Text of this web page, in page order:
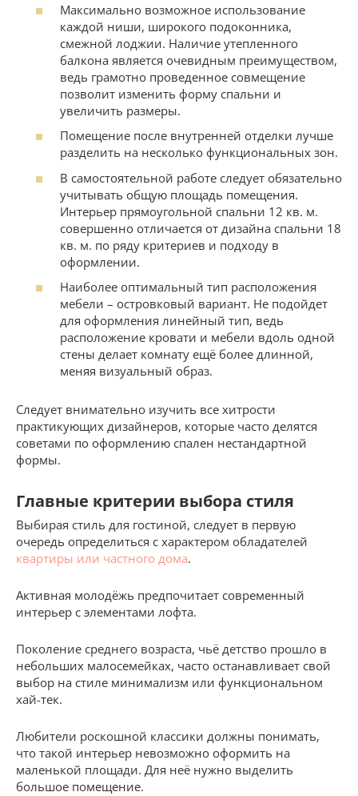
Максимально возможное использование
каждой ниши, широкого подоконника,
смежной лоджии. Наличие утепленного
балкона является очевидным преимуществом,
ведь грамотно проведенное совмещение
позволит изменить форму спальни и
увеличить размеры.
Помещение после внутренней отделки лучше
разделить на несколько функциональных зон.
В самостоятельной работе следует обязательно
учитывать общую площадь помещения.
Интерьер прямоугольной спальни 12 кв. м.
совершенно отличается от дизайна спальни 18
кв. м. по ряду критериев и подходу в
оформлении.
Наиболее оптимальный тип расположения
мебели – островковый вариант. Не подойдет
для оформления линейный тип, ведь
расположение кровати и мебели вдоль одной
стены делает комнату ещё более длинной,
меняя визуальный образ.
Следует внимательно изучить все хитрости
практикующих дизайнеров, которые часто делятся
советами по оформлению спален нестандартной
формы.
Главные критерии выбора стиля
Выбирая стиль для гостиной, следует в первую
очередь определиться с характером обладателей
квартиры или частного дома.
Активная молодёжь предпочитает современный
интерьер с элементами лофта.
Поколение среднего возраста, чьё детство прошло в
небольших малосемейках, часто останавливает свой
выбор на стиле минимализм или функциональном
хай-тек.
Любители роскошной классики должны понимать,
что такой интерьер невозможно оформить на
маленькой площади. Для неё нужно выделить
большое помещение.